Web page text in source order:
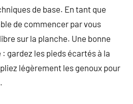
de base. En tant que
de commencer par vous
sur la planche. Une bonne
gardez les pieds écartés à la
légèrement les genoux pour